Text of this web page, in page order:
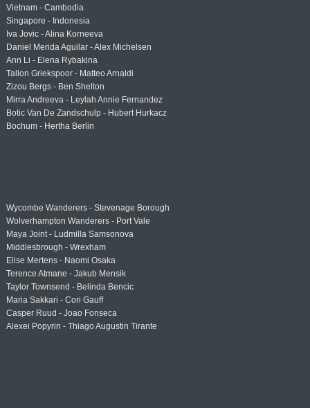
Vietnam - Cambodia
Singapore - Indonesia
Iva Jovic - Alina Korneeva
Daniel Merida Aguilar - Alex Michelsen
Ann Li - Elena Rybakina
Tallon Griekspoor - Matteo Arnaldi
Zizou Bergs - Ben Shelton
Mirra Andreeva - Leylah Annie Fernandez
Botic Van De Zandschulp - Hubert Hurkacz
Bochum - Hertha Berlin
Wycombe Wanderers - Stevenage Borough
Wolverhampton Wanderers - Port Vale
Maya Joint - Ludmilla Samsonova
Middlesbrough - Wrexham
Elise Mertens - Naomi Osaka
Terence Atmane - Jakub Mensik
Taylor Townsend - Belinda Bencic
Maria Sakkari - Cori Gauff
Casper Ruud - Joao Fonseca
Alexei Popyrin - Thiago Augustin Tirante